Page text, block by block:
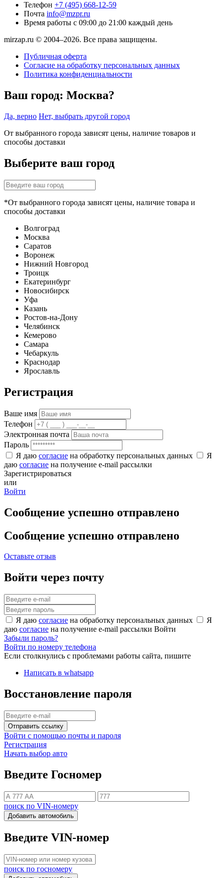
Телефон +7 (495) 668-12-59
Почта info@mzpr.ru
Время работы с 09:00 до 21:00 каждый день
mirzap.ru © 2004–2026. Все права защищены.
Публичная оферта
Согласие на обработку персональных данных
Политика конфиденциальности
Ваш город: Москва?
Да, верно Нет, выбрать другой город
От выбранного города зависят цены, наличие товаров и
способы доставки
Выберите ваш город
*От выбранного города зависят цены, наличие товара и
способы доставки
Волгоград
Москва
Саратов
Воронеж
Нижний Новгород
Троицк
Екатеринбург
Новосибирск
Уфа
Казань
Ростов-на-Дону
Челябинск
Кемерово
Самара
Чебаркуль
Краснодар
Ярославль
Регистрация
Ваше имя
Телефон
Электронная почта
Пароль
Я даю согласие на обработку персональных данных
Я
даю согласие на получение e-mail рассылки
Зарегистрироваться
или
Войти
Сообщение успешно отправлено
Сообщение успешно отправлено
Оставьте отзыв
Войти через почту
Я даю согласие на обработку персональных данных
Я
даю согласие на получение e-mail рассылки Войти
Забыли пароль?
Войти по номеру телефона
Если столкнулись с проблемами работы сайта, пишите
Написать в whatsapp
Восстановление пароля
Отправить ссылку
Войти с помощью почты и пароля
Регистрация
Начать выбор авто
Введите Госномер
поиск по VIN-номеру
Добавить автомобиль
Введите VIN-номер
поиск по госномеру